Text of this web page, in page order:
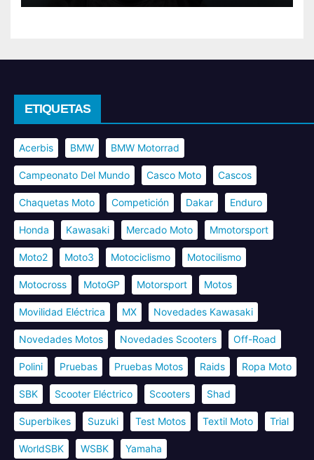
ETIQUETAS
Acerbis BMW BMW Motorrad
Campeonato Del Mundo Casco Moto Cascos
Chaquetas Moto Competición Dakar Enduro
Honda Kawasaki Mercado Moto Mmotorsport
Moto2 Moto3 Motociclismo Motocilismo
Motocross MotoGP Motorsport Motos
Movilidad Eléctrica MX Novedades Kawasaki
Novedades Motos Novedades Scooters Off-Road
Polini Pruebas Pruebas Motos Raids Ropa Moto
SBK Scooter Eléctrico Scooters Shad
Superbikes Suzuki Test Motos Textil Moto Trial
WorldSBK WSBK Yamaha